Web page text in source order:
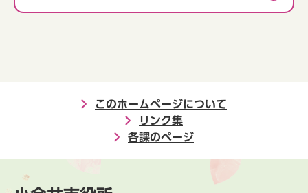
このホームページについて
リンク集
各課のページ